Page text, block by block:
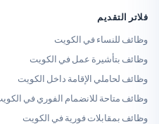
في الكويت
عمل في الكويت
الإقامة داخل الكويت
للانضمام الفوري في الكويت
فورية في الكويت